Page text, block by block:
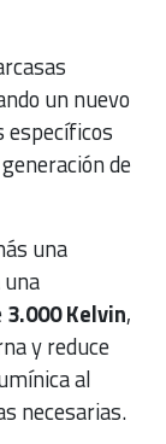
un nuevo
de
una
3.000 Kelvin,
y reduce
al
necesarias.